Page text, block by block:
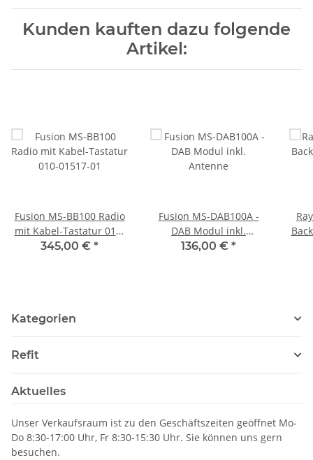
Kunden kauften dazu folgende
Artikel:
Fusion MS-BB100 Radio
mit Kabel-Tastatur 010-
01517-01
345,00 € *
Fusion MS-DAB100A -
DAB Modul inkl.
Antenne
136,00 € *
Kategorien
Refit
Aktuelles
Unser Verkaufsraum ist zu den Geschäftszeiten geöffnet Mo-
Do 8:30-17:00 Uhr, Fr 8:30-15:30 Uhr. Sie können uns gern
besuchen.